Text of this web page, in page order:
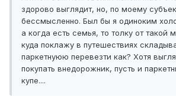
здорово выглядит, но, по моему
бессмысленно. Был бы я одиноким
а когда есть семья, то толку от
куда поклажу в путешествиях
паркетнуюю перевезти как? Хотя
покупать внедорожник, пусть и
купе....